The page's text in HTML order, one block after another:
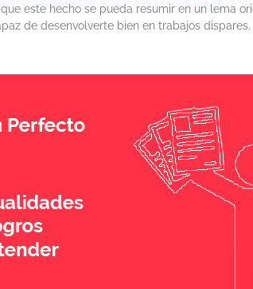
que este hecho se pueda resumir en un lema
de desenvolverte bien en trabajos dispares.